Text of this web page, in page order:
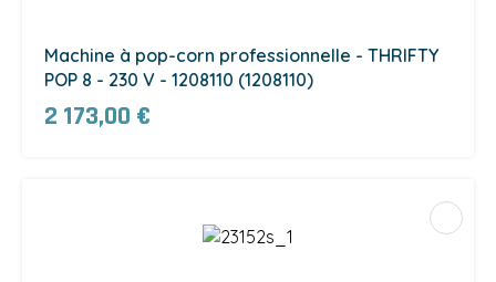
Machine à pop-corn professionnelle - THRIFTY
POP 8 - 230 V - 1208110 (1208110)
2 173,00 €